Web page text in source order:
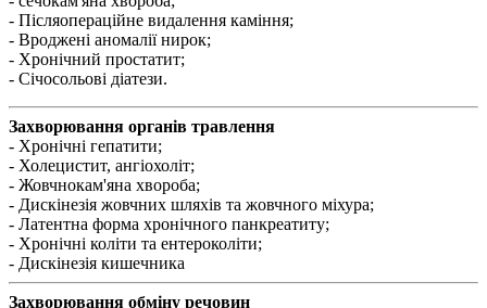
- Післяопераційне видалення каміння;
- Вроджені аномалії нирок;
- Хронічний простатит;
- Січосольові діатези.
Захворювання органів травлення
- Хронічні гепатити;
- Холецистит, ангіохоліт;
- Жовчнокам'яна хвороба;
- Дискінезія жовчних шляхів та жовчного міхура;
- Латентна форма хронічного панкреатиту;
- Хронічні коліти та ентероколіти;
- Дискінезія кишечника
Захворювання обміну речовин